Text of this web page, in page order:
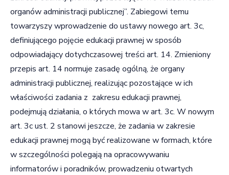
organów administracji publicznej”. Zabiegowi temu
towarzyszy wprowadzenie do ustawy nowego art. 3c,
definiującego pojęcie edukacji prawnej w sposób
odpowiadający dotychczasowej treści art. 14. Zmieniony
przepis art. 14 normuje zasadę ogólną, że organy
administracji publicznej, realizując pozostające w ich
właściwości zadania z zakresu edukacji prawnej,
podejmują działania, o których mowa w art. 3c. W nowym
art. 3c ust. 2 stanowi jeszcze, że zadania w zakresie
edukacji prawnej mogą być realizowane w formach, które
w szczególności polegają na opracowywaniu
informatorów i poradników, prowadzeniu otwartych